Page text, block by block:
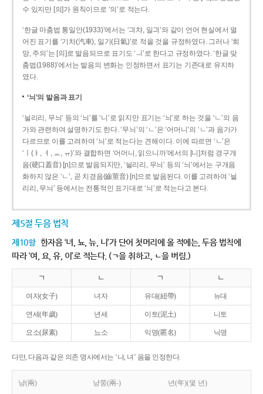
수 있지만 [의]가 원칙이므로 ‘의’로 적는다.
‘한글 마춤법 통일안(1933)’에서는 ‘긔챠, 일긔’와 같이 언어 현실에서 멀
어진 표기를 ‘기차(汽車), 일기(日氣)’로 적을 것을 규정하였다. 그러나 ‘희
망, 주의’는 [의]로 발음되므로 표기도 ‘ㅢ’로 한다고 규정하였다. ‘한글 맞
춤법(1988)’에서는 발음의 변화는 인정하면서 표기는 기존대로 유지하
였다.
‘늬’의 발음과 표기
‘늴리리, 무늬’ 등의 ‘늬’를 ‘니’로 읽지만 표기는 ‘늬’로 하는 것을 ‘ㄴ’의 음
가와 관련하여 설명하기도 한다. ‘무늬’의 ‘ㄴ’은 ‘어머니’의 ‘ㄴ’과 음가가
다르므로 이를 고려하여 ‘늬’로 적는다는 견해이다. 이에 따르면 ‘ㄴ’은
‘ㅣ(ㅑ, ㅕ, ㅛ, ㅠ)’와 결합하면 ‘어머니, 읽으니까’에서의 [니]처럼 경구개
음(硬口蓋音) [ɲ]으로 발음되지만, ‘늴리리, 무늬’ 등의 ‘늬’에서는 구개음
화하지 않은 ‘ㄴ’, 곧 치경음(齒莖音) [n]으로 발음된다. 이를 고려하여 ‘늴
리리, 무늬’ 등에서는 전통적인 표기대로 ‘늬’로 적는다고 본다.
제5절 두음 법칙
제10항 한자음 ‘녀, 뇨, 뉴, 니’가 단어 첫머리에 올 적에는, 두음 법칙에
따라 ‘여, 요, 유, 이’로 적는다. (ㄱ을 취하고, ㄴ을 버림.)
ㄱ ㄴ ㄱ ㄴ
여자(女子) 녀자 유대(紐帶) 뉴대
연세(年歲) 년세 이토(泥土) 니토
요소(尿素) 뇨소 익명(匿名) 닉명
다만, 다음과 같은 의존 명사에서는 ‘냐, 녀’ 음을 인정한다.
냥(兩) 냥쭝(兩-) 년(年)(몇 년)